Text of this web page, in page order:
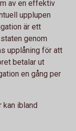
av en effektiv
upplupen
är ett
genom
upplåning för att
betalar ut
en gång per
ibland